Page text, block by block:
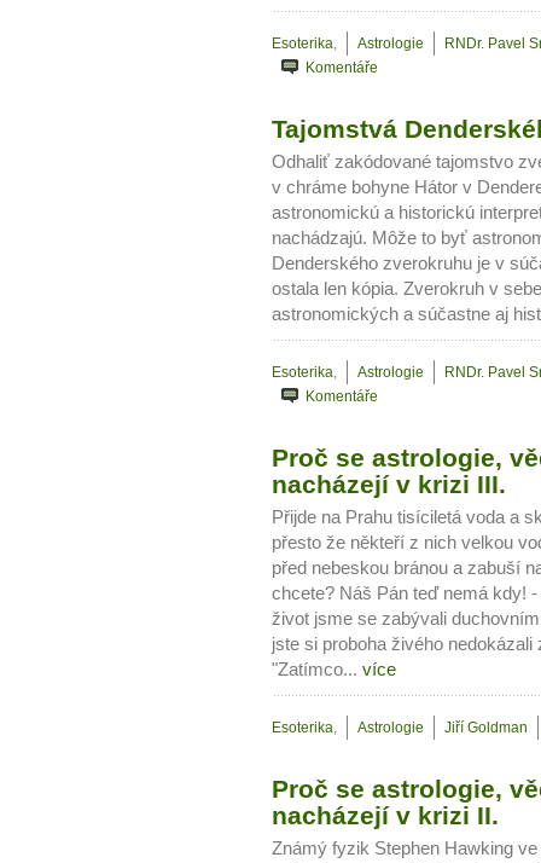
Jak vnést do života
Esoterika, Astrologie
RNDr. Pavel
Komentáře
Tajomstvá
Odhaliť zakódované tajomstvo
v chráme bohyne Hátor v
astronomickú a historickú
nachádzajú. Môže to byť
Denderského zverokruhu je v
ostala len kópia. Zverokruh v
astronomických a súčastne aj
Esoterika, Astrologie
RNDr. Pavel
Komentáře
Proč se astrologie,
nacházejí v krizi III.
Přijde na Prahu tisíciletá voda a
přesto že někteří z nich velkou
před nebeskou bránou a zabuší
chcete? Náš Pán teď nemá kdy!
život jsme se zabývali
jste si proboha živého
"Zatímco... více
Esoterika, Astrologie Jiří Goldman
Proč se astrologie,
nacházejí v krizi II.
Známý fyzik Stephen Hawking